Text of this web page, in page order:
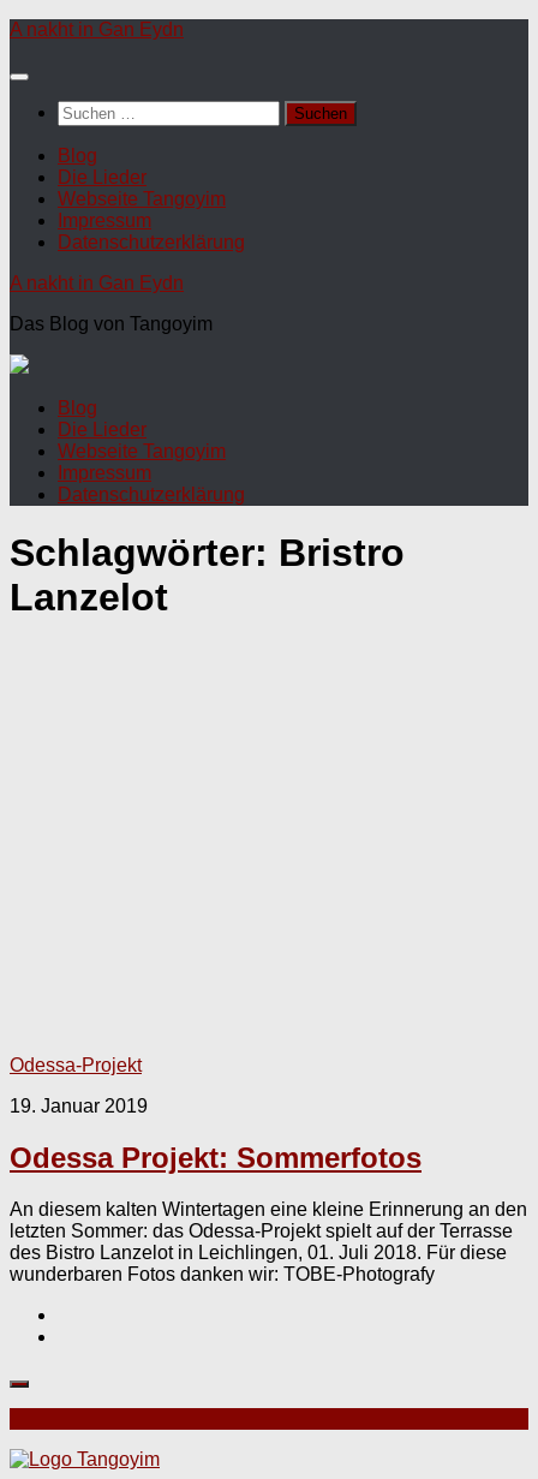
A nakht in Gan Eydn
Suchen
nach:
Blog
Die Lieder
Webseite Tangoyim
Impressum
Datenschutzerklärung
A nakht in Gan Eydn
Das Blog von Tangoyim
Blog
Die Lieder
Webseite Tangoyim
Impressum
Datenschutzerklärung
Schlagwörter: Bristro
Lanzelot
Odessa-Projekt
19. Januar 2019
Odessa Projekt: Sommerfotos
An diesem kalten Wintertagen eine kleine Erinnerung an den
letzten Sommer: das Odessa-Projekt spielt auf der Terrasse
des Bistro Lanzelot in Leichlingen, 01. Juli 2018. Für diese
wunderbaren Fotos danken wir: TOBE-Photografy